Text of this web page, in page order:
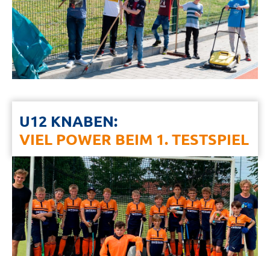
U12 KNABEN:
VIEL POWER BEIM 1. TESTSPIEL